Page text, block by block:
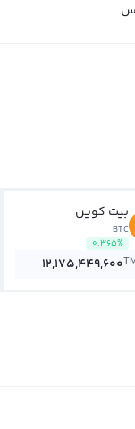
بیت کوین
BTC
0.365%
12,175,449,600